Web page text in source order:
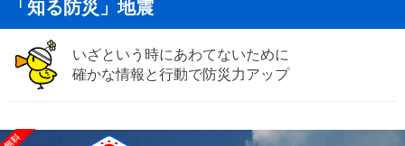
「知る防災」地震
いざという時にあわてないために
確かな情報と行動で防災力アップ